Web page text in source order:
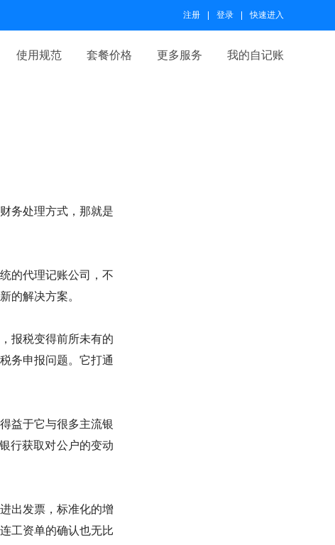
注册 登录 快速进入
使用规范 套餐价格 更多服务 我的自记账
务处理方式，那就是
的代理记账公司，不
的解决方案。
报税变得前所未有的
务申报问题。它打通
益于它与很多主流银
行获取对公户的变动
出发票，标准化的增
工资单的确认也无比